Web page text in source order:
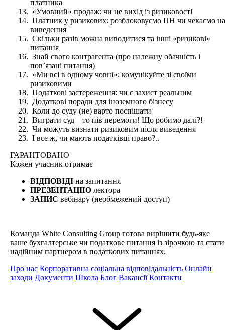
платника
«Умовний» продаж: чи це вихід із ризиковості
Платник у ризикових: розблоковуємо ПН чи чекаємо на
виведення
Скільки разів можна виводитися та інші «ризикові»
питання
Знай свого контрагента (про належну обачність і
пов’язані питання)
«Ми всі в одному човні»: комунікуйте зі своїми
ризиковими
Податкові застереження: чи є захист реальним
Додаткові поради для іноземного бізнесу
Коли до суду (не) варто поспішати
Виграти суд – то пів перемоги! Що робимо далі?!
Чи можуть визнати ризиковим після виведення
І все ж, чи мають податківці право?..
ГАРАНТОВАНО
Кожен учасник отримає
ВІДПОВІДІ на запитання
ПРЕЗЕНТАЦІЮ лектора
ЗАПИС вебінару (необмежений доступ)
Команда White Consulting Group готова вирішити будь-яке
ваше бухгалтерське чи податкове питання із зірочкою та стати
надійним партнером в податкових питаннях.
Про нас Корпоративна соціальна відповідальність Онлайн
заходи Документи Школа Блог Вакансії Контакти